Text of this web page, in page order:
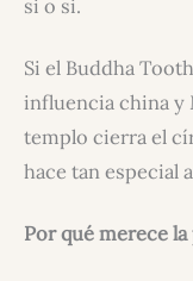
si o si.
Si el Buddha
influencia china y
templo cierra el
hace tan especial
Por qué merece la